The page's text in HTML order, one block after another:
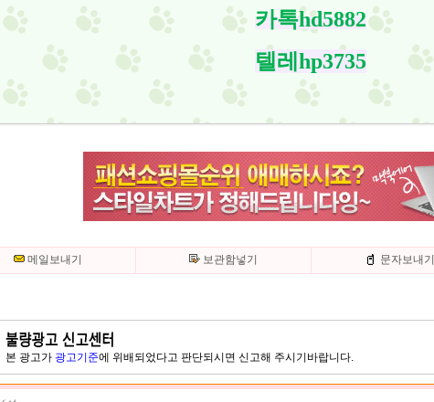
카톡hd5882
텔레hp3735
메일보내기 보관함넣기 문자보내기
본 광고가 광고기준에 위배되었다고 판단되시면 신고해 주시기바랍니다.